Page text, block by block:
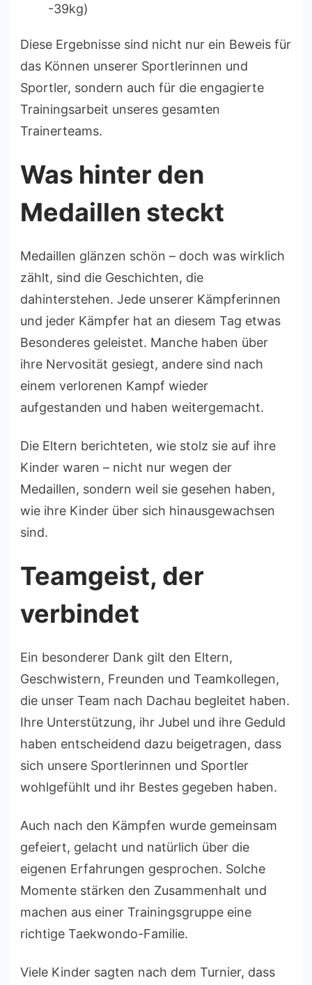
-39kg)
Diese Ergebnisse sind nicht nur ein Beweis für
das Können unserer Sportlerinnen und
Sportler, sondern auch für die engagierte
Trainingsarbeit unseres gesamten
Trainerteams.
Was hinter den
Medaillen steckt
Medaillen glänzen schön – doch was wirklich
zählt, sind die Geschichten, die
dahinterstehen. Jede unserer Kämpferinnen
und jeder Kämpfer hat an diesem Tag etwas
Besonderes geleistet. Manche haben über
ihre Nervosität gesiegt, andere sind nach
einem verlorenen Kampf wieder
aufgestanden und haben weitergemacht.
Die Eltern berichteten, wie stolz sie auf ihre
Kinder waren – nicht nur wegen der
Medaillen, sondern weil sie gesehen haben,
wie ihre Kinder über sich hinausgewachsen
sind.
Teamgeist, der
verbindet
Ein besonderer Dank gilt den Eltern,
Geschwistern, Freunden und Teamkollegen,
die unser Team nach Dachau begleitet haben.
Ihre Unterstützung, ihr Jubel und ihre Geduld
haben entscheidend dazu beigetragen, dass
sich unsere Sportlerinnen und Sportler
wohlgefühlt und ihr Bestes gegeben haben.
Auch nach den Kämpfen wurde gemeinsam
gefeiert, gelacht und natürlich über die
eigenen Erfahrungen gesprochen. Solche
Momente stärken den Zusammenhalt und
machen aus einer Trainingsgruppe eine
richtige Taekwondo-Familie.
Viele Kinder sagten nach dem Turnier, dass